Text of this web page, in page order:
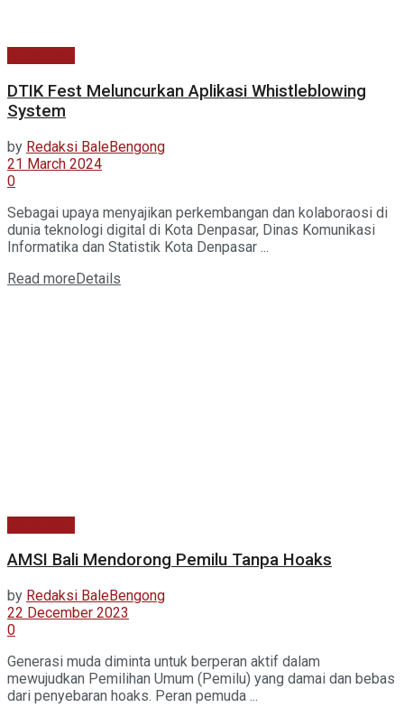
DTIK Fest Meluncurkan Aplikasi Whistleblowing
System
by Redaksi BaleBengong
21 March 2024
0
Sebagai upaya menyajikan perkembangan dan kolaboraosi di
dunia teknologi digital di Kota Denpasar, Dinas Komunikasi
Informatika dan Statistik Kota Denpasar ...
Read moreDetails
AMSI Bali Mendorong Pemilu Tanpa Hoaks
by Redaksi BaleBengong
22 December 2023
0
Generasi muda diminta untuk berperan aktif dalam
mewujudkan Pemilihan Umum (Pemilu) yang damai dan bebas
dari penyebaran hoaks. Peran pemuda ...